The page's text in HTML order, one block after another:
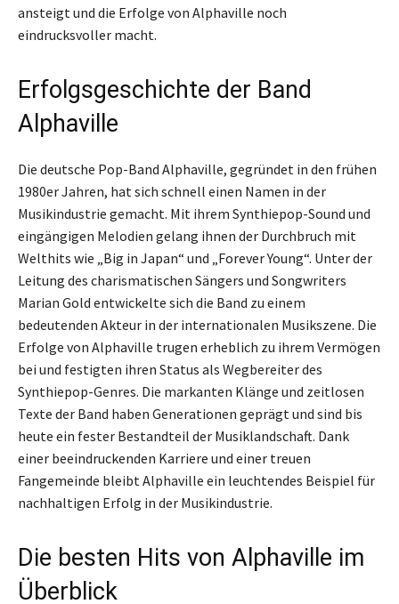
ansteigt und die Erfolge von Alphaville noch
eindrucksvoller macht.
Erfolgsgeschichte der Band
Alphaville
Die deutsche Pop-Band Alphaville, gegründet in den frühen
1980er Jahren, hat sich schnell einen Namen in der
Musikindustrie gemacht. Mit ihrem Synthiepop-Sound und
eingängigen Melodien gelang ihnen der Durchbruch mit
Welthits wie „Big in Japan“ und „Forever Young“. Unter der
Leitung des charismatischen Sängers und Songwriters
Marian Gold entwickelte sich die Band zu einem
bedeutenden Akteur in der internationalen Musikszene. Die
Erfolge von Alphaville trugen erheblich zu ihrem Vermögen
bei und festigten ihren Status als Wegbereiter des
Synthiepop-Genres. Die markanten Klänge und zeitlosen
Texte der Band haben Generationen geprägt und sind bis
heute ein fester Bestandteil der Musiklandschaft. Dank
einer beeindruckenden Karriere und einer treuen
Fangemeinde bleibt Alphaville ein leuchtendes Beispiel für
nachhaltigen Erfolg in der Musikindustrie.
Die besten Hits von Alphaville im
Überblick